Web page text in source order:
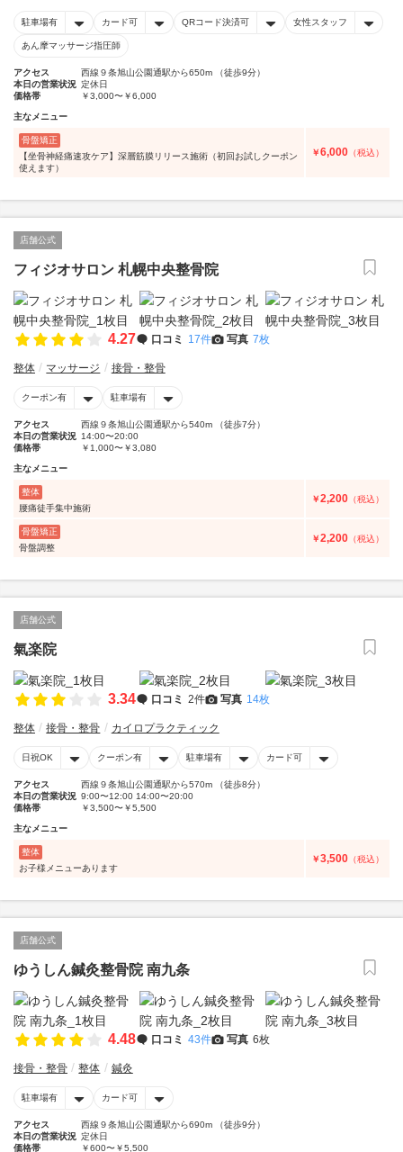
駐車場有 カード可 QRコード決済可 女性スタッフ
あん摩マッサージ指圧師
アクセス
西線９条旭山公園通駅から650m （徒歩9分）
本日の営業状況 定休日
価格帯
￥3,000〜￥6,000
主なメニュー
骨盤矯正
【坐骨神経痛速攻ケア】深層筋膜リリース施術（初回お試しクーポン
使えます）
￥6,000 （税込）
店舗公式
フィジオサロン 札幌中央整骨院
4.27 口コミ 17件 写真 7枚
整体 マッサージ 接骨・整骨
クーポン有 駐車場有
アクセス
西線９条旭山公園通駅から540m （徒歩7分）
本日の営業状況 14:00〜20:00
価格帯
￥1,000〜￥3,080
主なメニュー
整体
腰痛徒手集中施術
￥2,200 （税込）
骨盤矯正
骨盤調整
￥2,200 （税込）
店舗公式
氣楽院
3.34 口コミ 2件 写真 14枚
整体 接骨・整骨 カイロプラクティック
日祝OK クーポン有 駐車場有 カード可
アクセス
西線９条旭山公園通駅から570m （徒歩8分）
本日の営業状況 9:00〜12:00 14:00〜20:00
価格帯
￥3,500〜￥5,500
主なメニュー
整体
お子様メニューあります
￥3,500 （税込）
店舗公式
ゆうしん鍼灸整骨院 南九条
4.48 口コミ 43件 写真 6枚
接骨・整骨 整体 鍼灸
駐車場有 カード可
アクセス
西線９条旭山公園通駅から690m （徒歩9分）
本日の営業状況 定休日
価格帯
￥600〜￥5,500